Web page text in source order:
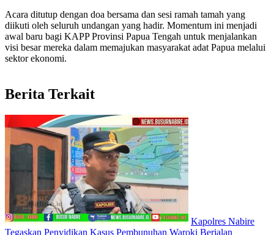
Acara ditutup dengan doa bersama dan sesi ramah tamah yang
diikuti oleh seluruh undangan yang hadir. Momentum ini menjadi
awal baru bagi KAPP Provinsi Papua Tengah untuk menjalankan
visi besar mereka dalam memajukan masyarakat adat Papua melalui
sektor ekonomi.
Berita Terkait
Kapolres Nabire
Tegaskan Penyidikan Kasus Pembunuhan Waroki Berjalan